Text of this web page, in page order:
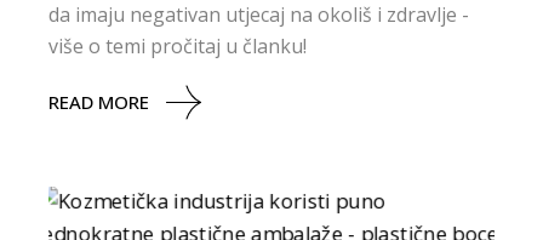
da imaju negativan utjecaj na okoliš i zdravlje -
više o temi pročitaj u članku!
READ MORE